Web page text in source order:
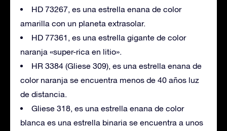
HD 73267, es una estrella enana de color
amarilla con un planeta extrasolar.
HD 77361, es una estrella gigante de color
naranja «super-rica en litio».
HR 3384 (Gliese 309), es una estrella enana de
color naranja se encuentra menos de 40 años luz
de distancia.
Gliese 318, es una estrella enana de color
blanca es una estrella binaria se encuentra a unos